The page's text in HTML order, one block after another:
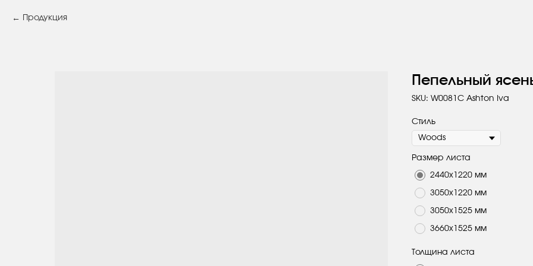
Продукция
Пепельный
SKU: W0081C Ashton Iva
Стиль
Размер листа
2440х1220 мм
3050х1220 мм
3050х1525 мм
3660х1525 мм
Толщина листа